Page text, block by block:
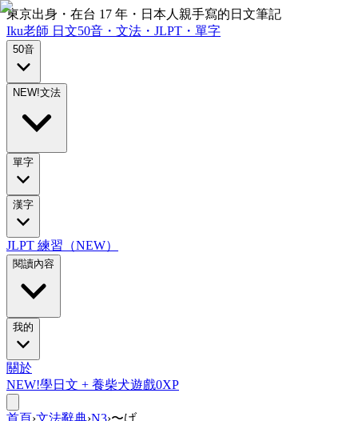
東京出身・在台 17 年・日本人親手寫的日文筆記
Iku老師 日文50音・文法・JLPT・單字
50音
NEW!文法
單字
漢字
JLPT 練習（NEW）
閱讀內容
我的
關於
NEW!學日文 + 養柴犬遊戲0XP
首頁›文法辭典›N3›〜げ